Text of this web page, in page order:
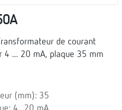
de courant
4 ... 20 mA, plaque 35 mm
(mm): 35